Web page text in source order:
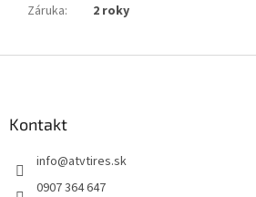
Záruka: 2 roky
Kontakt
info@atvtires.sk
0907 364 647